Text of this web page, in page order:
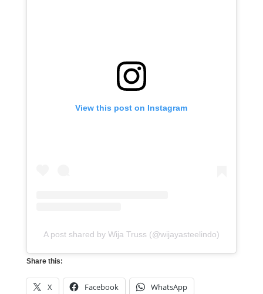
View this post on Instagram
A post shared by Wija Truss (@wijayasteelindo)
Share this:
X Facebook WhatsApp